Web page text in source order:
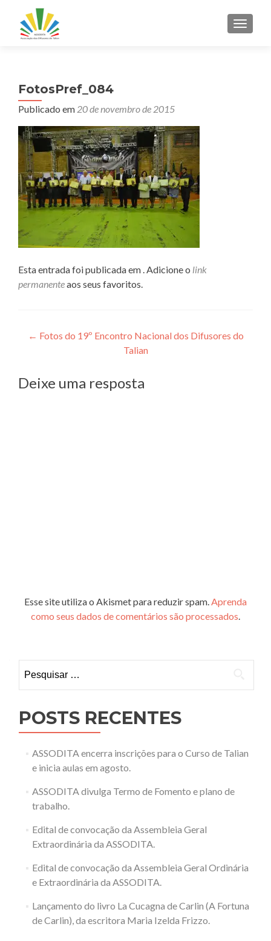
FotosPref_084
Publicado em 20 de novembro de 2015
Esta entrada foi publicada em . Adicione o link
permanenteaos seus favoritos.
Navegação
Post
← Fotos do 19º Encontro Nacional dos Difusores do
Talian
Deixe uma resposta
Esse site utiliza o Akismet para reduzir spam.Aprenda
como seus dados de comentários são processados.
por:
POSTS RECENTES
ASSODITA encerra inscrições para o Curso de Talian
e inicia aulas em agosto.
ASSODITA divulga Termo de Fomento e plano de
trabalho.
Edital de convocação da Assembleia Geral
Extraordinária da ASSODITA.
Edital de convocação da Assembleia Geral Ordinária
e Extraordinária da ASSODITA.
Lançamento do livro La Cucagna de Carlin (A Fortuna
de Carlin), da escritora Maria Izelda Frizzo.